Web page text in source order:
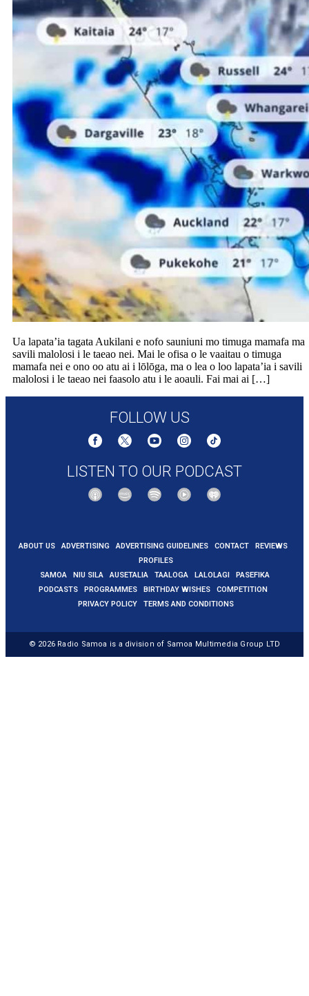
Ua lapata’ia tagata Aukilani e nofo sauniuni mo timuga mamafa ma
savili malolosi i le taeao nei. Mai le ofisa o le vaaitau o timuga
mamafa nei e ono oo atu ai i lōlōga, ma o lea o loo lapata’ia i savili
malolosi i le taeao nei faasolo atu i le aoauli. Fai mai ai […]
FOLLOW US
LISTEN TO OUR PODCAST
ABOUT US ADVERTISING ADVERTISING GUIDELINES CONTACT
REVIEWS
PROFILES
SAMOA
NIU SILA AUSETALIA TAALOGA LALOLAGI
PASEFIKA
PODCASTS
PROGRAMMES BIRTHDAY WISHES
COMPETITION
PRIVACY POLICY
TERMS AND CONDITIONS
© 2026 Radio Samoa is a division of Samoa Multimedia Group LTD